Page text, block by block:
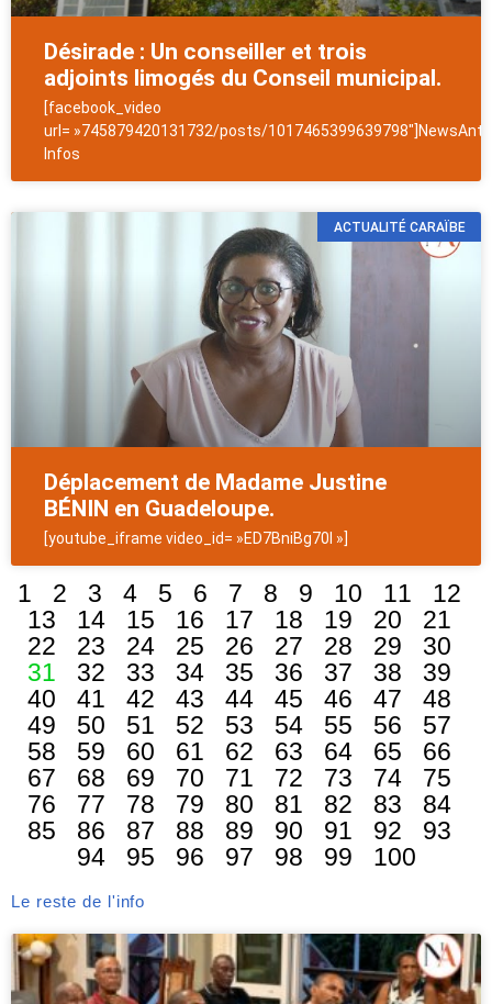
Désirade : Un conseiller et trois
adjoints limogés du Conseil municipal.
[facebook_video
url= »745879420131732/posts/
Infos
ACTUALITÉ CARAÏBE
Déplacement de Madame Justine
BÉNIN en Guadeloupe.
[youtube_iframe video_id= »ED7BniBg70I »]
1 2 3 4 5 6 7 8 9 10 11
12
13
14 15 16 17 18 19 20
21
22
23 24 25 26 27 28 29
30
31
32 33 34 35 36 37 38
39
40
41 42 43 44 45 46 47
48
49
50 51 52 53 54 55 56
57
58
59 60 61 62 63 64 65
66
67
68 69 70 71 72 73 74
75
76
77 78 79 80 81 82 83
84
85
86 87 88 89 90 91 92
93
94
95 96 97 98 99 100
Le reste de l'info